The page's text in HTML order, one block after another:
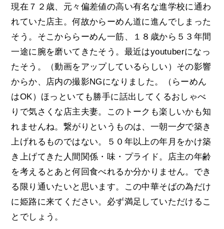
現在７２歳、元々偏差値の高い有名な進学校に通わ
れていた店主。何故からーめん道に進んでしまった
そう。そこかららーめん一筋、１８歳から５３年間
一途に腕を磨いてきたそう。最近はyoutuberになっ
たそう。（動画をアップしているらしい）その影響
からか、店内の撮影NGになりました。（らーめん
はOK）ほっといても勝手に話出してくるおしゃべ
りで気さくな店主夫妻。このトークも楽しいかも知
れませんね。繋がりというものは、一朝一夕で築き
上げれるものではない。５０年以上の年月をかけ築
き上げてきた人間関係・味・プライド。店主の年齢
を考えるとあと何回食べれるか分かりません。でき
る限り通いたいと思います。この中華そばの為だけ
に姫路に来てください。必ず満足していただけるこ
とでしょう。